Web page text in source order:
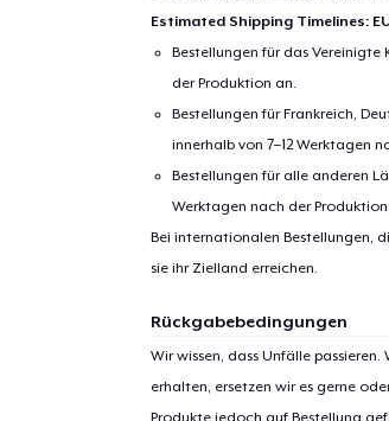
Estimated Shipping Timelines:
Bestellungen für das Vereinigte
der Produktion an.
Bestellungen für Frankreich,
innerhalb von 7–12 Werktagen
Bestellungen für alle anderen
Werktagen nach der Produktion
Bei internationalen Bestellungen,
sie ihr Zielland erreichen.
Rückgabebedingungen
Wir wissen, dass Unfälle
erhalten, ersetzen wir es gerne
Produkte jedoch auf Bestellung